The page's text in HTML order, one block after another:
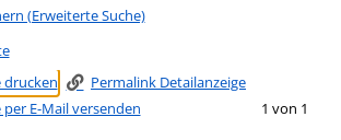
(Erweiterte Suche)
drucken
Permalink Detailanzeige
per E-Mail versenden
1 von 1